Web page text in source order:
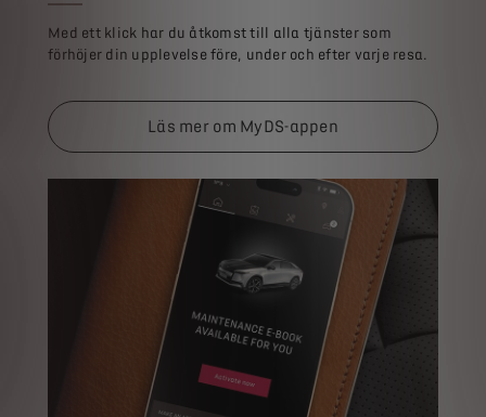
Med ett klick har du åtkomst till alla tjänster som
förhöjer din upplevelse före, under och efter varje resa.
Läs mer om MyDS-appen